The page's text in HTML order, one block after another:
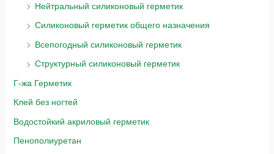
Нейтральный силиконовый герметик
Силиконовый герметик общего назначения
Всепогодный силиконовый герметик
Структурный силиконовый герметик
Г-жа Герметик
Клей без ногтей
Водостойкий акриловый герметик
Пенополиуретан